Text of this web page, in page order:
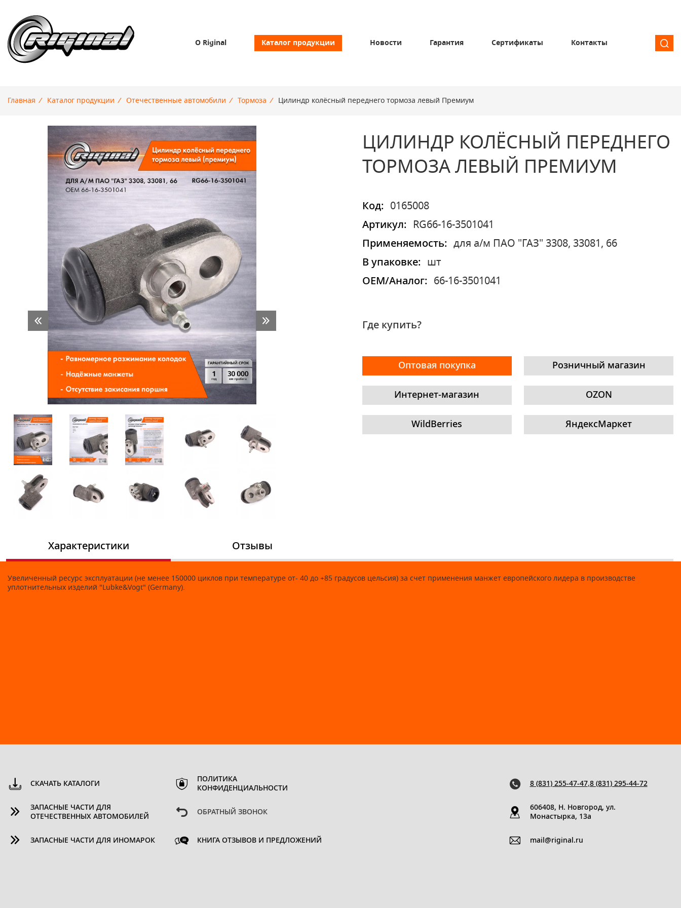
О Riginal Каталог продукции Новости Гарантия Сертификаты Контакты
Главная / Каталог продукции / Отечественные автомобили / Тормоза / Цилиндр колёсный переднего тормоза левый Премиум
ЦИЛИНДР КОЛЁСНЫЙ ПЕРЕДНЕГО
ТОРМОЗА ЛЕВЫЙ ПРЕМИУМ
Код:
0165008
Артикул:
RG66-16-3501041
Применяемость:
для а/м ПАО "ГАЗ" 3308, 33081, 66
В упаковке:
шт
OEM/Аналог:
66-16-3501041
Где купить?
Оптовая покупка Розничный магазин
Интернет-магазин OZON
WildBerries ЯндексМаркет
Характеристики
Увеличенный ресурс эксплуатации (не менее 150000 циклов при температуре от- 40 до +85 градусов цельсия) за счет применения манжет европейского лидера в производстве
уплотнительных изделий "Lubke&Vogt" (Germany).
Отзывы
СКАЧАТЬ КАТАЛОГИ
ЗАПАСНЫЕ ЧАСТИ ДЛЯ
ОТЕЧЕСТВЕННЫХ АВТОМОБИЛЕЙ
ЗАПАСНЫЕ ЧАСТИ ДЛЯ ИНОМАРОК
ПОЛИТИКА
КОНФИДЕНЦИАЛЬНОСТИ
ОБРАТНЫЙ ЗВОНОК
КНИГА ОТЗЫВОВ И ПРЕДЛОЖЕНИЙ
8 (831) 255-47-47,8 (831) 295-44-72
606408, Н. Новгород, ул.
Монастырка, 13a
mail@riginal.ru